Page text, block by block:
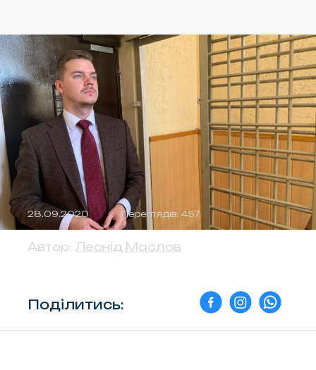
28.09.2020 Переглядів: 457
Автор: Леонід Маслов
Поділитись: